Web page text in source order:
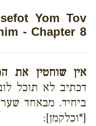
Yom Tov
- Chapter 8
אין שוחטין את
דכתיב לא תוכל
ביחיד. מבאחד
[*וכלקמן]: